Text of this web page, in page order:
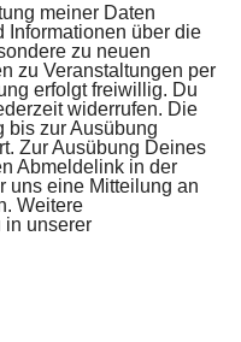
meiner Daten
Informationen über die
zu neuen
zu Veranstaltungen per
erfolgt freiwillig. Du
widerrufen. Die
bis zur Ausübung
Zur Ausübung Deines
Abmeldelink in der
uns eine Mitteilung an
Weitere
in unserer